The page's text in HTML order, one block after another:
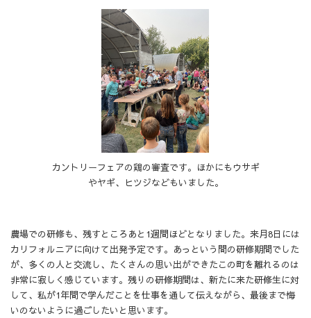
カントリーフェアの鶏の審査です。ほかにもウサギ
やヤギ、ヒツジなどもいました。
農場での研修も、残すところあと1週間ほどとなりました。来月8日には
カリフォルニアに向けて出発予定です。あっという間の研修期間でした
が、多くの人と交流し、たくさんの思い出ができたこの町を離れるのは
非常に寂しく感じています。残りの研修期間は、新たに来た研修生に対
して、私が1年間で学んだことを仕事を通して伝えながら、最後まで悔
いのないように過ごしたいと思います。